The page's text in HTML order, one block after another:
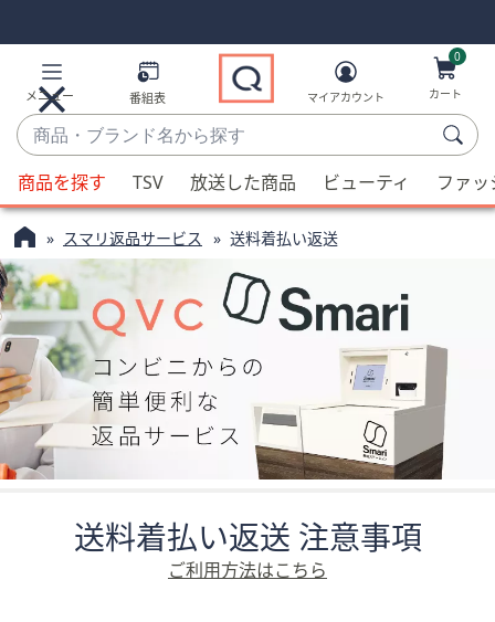
Links
Links2
メニュー 番組表
商
品・
ブ
ラ
ン
ド
名
か
ら
探
す
候
補
が
利
用
可
能
場
合、
上
下
の
マイアカウント
0
カート
商品を探す TSV 放送した商品 ビューティ ファ
スマリ返品サービス 送料着払い返送
送料着払い返送 注意事項
ご利用方法はこちら